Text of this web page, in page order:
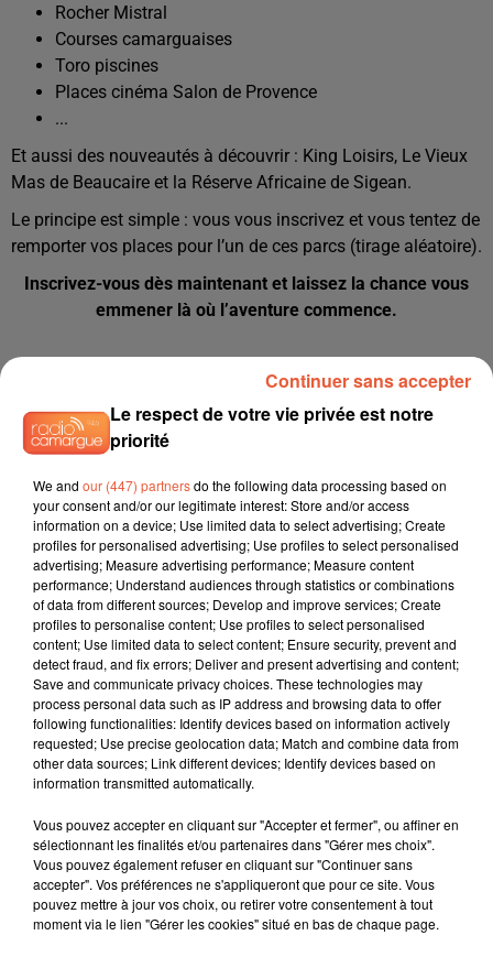
Rocher Mistral
Courses camarguaises
Toro piscines
Places cinéma Salon de Provence
...
Et aussi des nouveautés à découvrir : King Loisirs, Le Vieux
Mas de Beaucaire et la Réserve Africaine de Sigean.
Le principe est simple : vous vous inscrivez et vous tentez de
remporter vos places pour l’un de ces parcs (tirage aléatoire).
Inscrivez-vous dès maintenant et laissez la chance vous
emmener là où l’aventure commence.
Nom*
Prénom*
Email*
Date de naissance*
Le respect de votre vie privée est notre
priorité
We and our (447) partnersdo the following data processing based on
your consent and/or our legitimate interest: Store and/or access
information on a device; Use limited data to select advertising; Create
profiles for personalised advertising; Use profiles to select personalised
advertising; Measure advertising performance; Measure content
performance; Understand audiences through statistics or combinations
of data from different sources; Develop and improve services; Create
profiles to personalise content; Use profiles to select personalised
content; Use limited data to select content; Ensure security, prevent and
detect fraud, and fix errors; Deliver and present advertising and content;
Save and communicate privacy choices. These technologies may
process personal data such as IP address and browsing data to offer
following functionalities: Identify devices based on information actively
requested; Use precise geolocation data; Match and combine data from
other data sources; Link different devices; Identify devices based on
information transmitted automatically.
Vous pouvez accepter en cliquant sur "Accepter et fermer", ou affiner en
sélectionnant les finalités et/ou partenaires dans "Gérer mes choix".
Vous pouvez également refuser en cliquant sur "Continuer sans
accepter". Vos préférences ne s'appliqueront que pour ce site. Vous
pouvez mettre à jour vos choix, ou retirer votre consentement à tout
moment via le lien "Gérer les cookies" situé en bas de chaque page.
Continuer sans accepter